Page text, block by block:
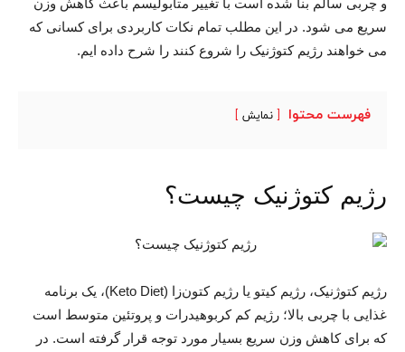
سریع می شود. در این مطلب تمام نکات کاربردی برای کسانی که
می خواهند رژیم کتوژنیک را شروع کنند را شرح داده ایم.
فهرست محتوا نمایش
رژیم کتوژنیک چیست؟
رژیم کتوژنیک، رژیم کیتو یا رژیم کتون‌زا (Keto Diet)، یک برنامه
غذایی با چربی بالا؛ رژیم کم کربوهیدرات و پروتئین متوسط است
که برای کاهش وزن سریع بسیار مورد توجه قرار گرفته است. در